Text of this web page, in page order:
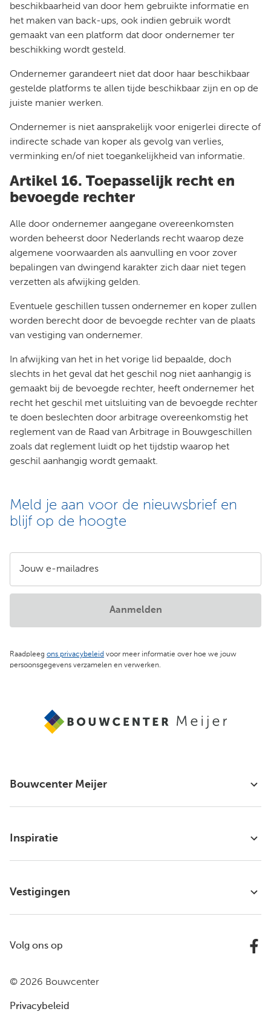
beschikbaarheid van door hem gebruikte informatie en
het maken van back-ups, ook indien gebruik wordt
gemaakt van een platform dat door ondernemer ter
beschikking wordt gesteld.
Ondernemer garandeert niet dat door haar beschikbaar
gestelde platforms te allen tijde beschikbaar zijn en op de
juiste manier werken.
Ondernemer is niet aansprakelijk voor enigerlei directe of
indirecte schade van koper als gevolg van verlies,
verminking en/of niet toegankelijkheid van informatie.
Artikel 16. Toepasselijk recht en
bevoegde rechter
Alle door ondernemer aangegane overeenkomsten
worden beheerst door Nederlands recht waarop deze
algemene voorwaarden als aanvulling en voor zover
bepalingen van dwingend karakter zich daar niet tegen
verzetten als afwijking gelden.
Eventuele geschillen tussen ondernemer en koper zullen
worden berecht door de bevoegde rechter van de plaats
van vestiging van ondernemer.
In afwijking van het in het vorige lid bepaalde, doch
slechts in het geval dat het geschil nog niet aanhangig is
gemaakt bij de bevoegde rechter, heeft ondernemer het
recht het geschil met uitsluiting van de bevoegde rechter
te doen beslechten door arbitrage overeenkomstig het
reglement van de Raad van Arbitrage in Bouwgeschillen
zoals dat reglement luidt op het tijdstip waarop het
geschil aanhangig wordt gemaakt.
Meld je aan voor de nieuwsbrief en
blijf op de hoogte
Jouw e-mailadres
Raadpleeg ons privacybeleid voor meer informatie over hoe we jouw
persoonsgegevens verzamelen en verwerken.
Aanmelden
Bouwcenter Meijer
Inspiratie
Vestigingen
© 2026 Bouwcenter
Privacybeleid
Volg ons op